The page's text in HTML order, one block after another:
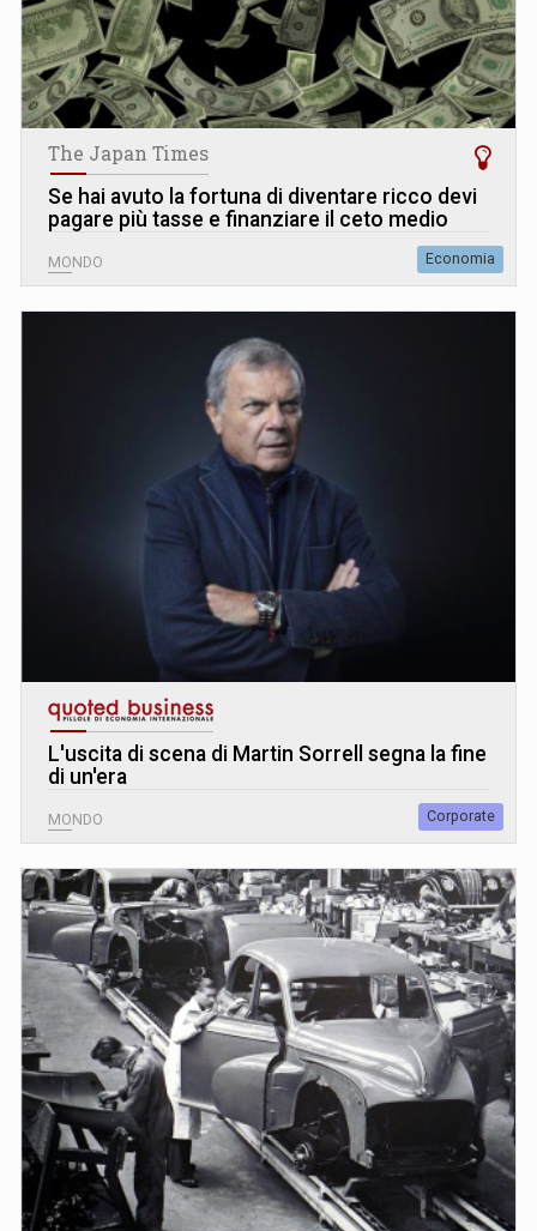
The Japan Times
Se hai avuto la fortuna di diventare ricco devi
pagare più tasse e finanziare il ceto medio
MONDO Economia
L'uscita di scena di Martin Sorrell segna la fine
di un'era
MONDO Corporate